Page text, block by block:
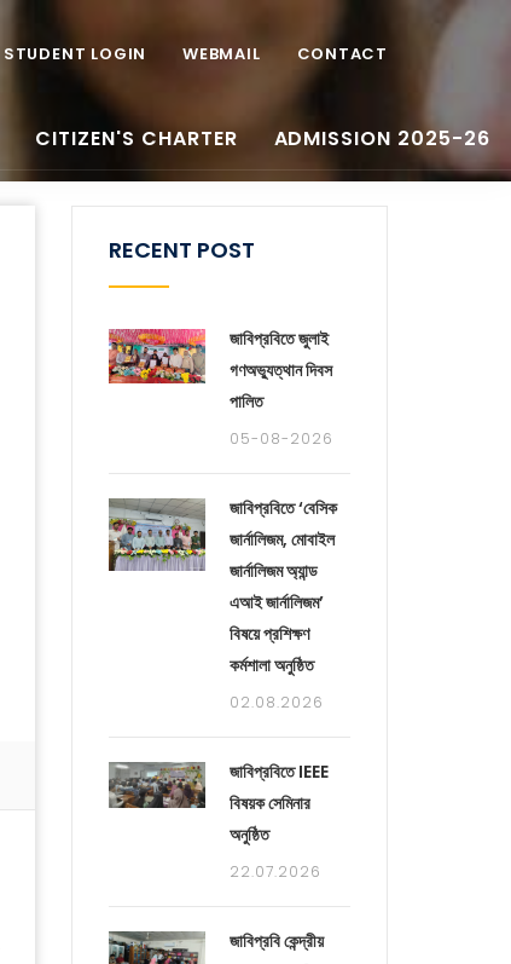
STUDENT LOGIN WEBMAIL CONTACT
CITIZEN'S CHARTER ADMISSION 2025-26
RECENT POST
জাবিপ্রবিতে জুলাই
গণঅভ্যুত্থান দিবস
পালিত
05-08-2026
জাবিপ্রবিতে ‘বেসিক
জার্নালিজম, মোবাইল
জার্নালিজম অ্যান্ড
এআই জার্নালিজম’
বিষয়ে প্রশিক্ষণ
কর্মশালা অনুষ্ঠিত
02.08.2026
জাবিপ্রবিতে IEEE
বিষয়ক সেমিনার
অনুষ্ঠিত
22.07.2026
জাবিপ্রবি কেন্দ্রীয়